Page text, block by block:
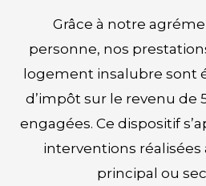
Grâce à notre
personne, nos
logement insalubre sont
d’impôt sur le revenu de
engagées. Ce dispositif
interventions réalisées
principal ou